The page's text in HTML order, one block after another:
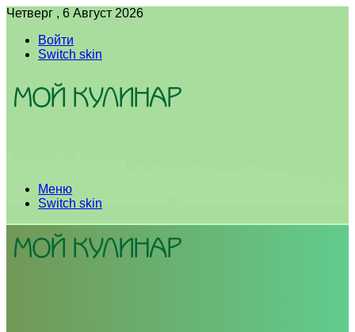
Четверг , 6 Август 2026
Войти
Switch skin
Меню
Switch skin